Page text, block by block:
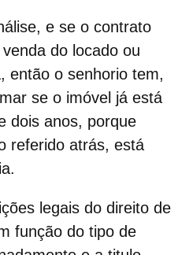
e se o contrato
do locado ou
, então o senhorio tem,
se o imóvel já está
dois anos, porque
referido atrás, está
legais do direito de
função do tipo de